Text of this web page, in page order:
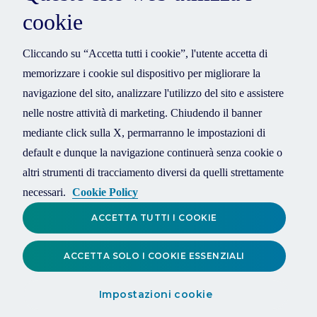
cookie
Cliccando su “Accetta tutti i cookie”, l'utente accetta di
memorizzare i cookie sul dispositivo per migliorare la
navigazione del sito, analizzare l'utilizzo del sito e assistere
nelle nostre attività di marketing. Chiudendo il banner
mediante click sulla X, permarranno le impostazioni di
default e dunque la navigazione continuerà senza cookie o
altri strumenti di tracciamento diversi da quelli strettamente
necessari. Cookie Policy
Impostazioni cookie
ACCETTA SOLO I COOKIE ESSENZIALI
ACCETTA TUTTI I COOKIE